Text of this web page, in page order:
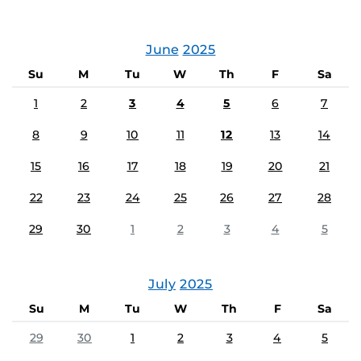
June 2025
Su M Tu W Th F
Sa
1
2 3 4 5 6 7
8 9 10 11 12 13 14
15 16 17 18 19 20 21
22 23 24 25 26 27 28
29 30 1 2 3 4 5
July 2025
Su M Tu W Th F
Sa
29
30 1 2 3 4 5